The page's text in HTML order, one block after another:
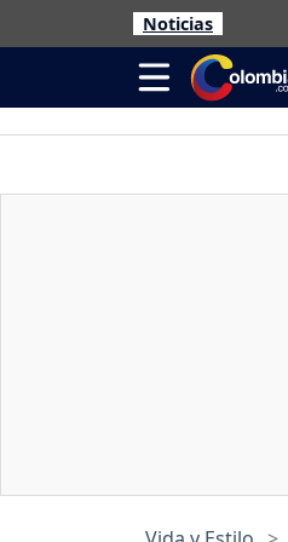
Noticias